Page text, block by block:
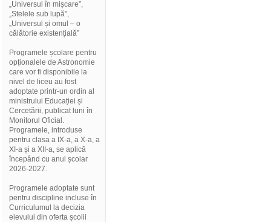
„Universul în mișcare”,
„Stelele sub lupă”,
„Universul și omul – o
călătorie existențială”
Programele școlare pentru
opționalele de Astronomie
care vor fi disponibile la
nivel de liceu au fost
adoptate printr-un ordin al
ministrului Educației și
Cercetării, publicat luni în
Monitorul Oficial.
Programele, introduse
pentru clasa a IX-a, a X-a, a
XI-a și a XII-a, se aplică
începând cu anul școlar
2026-2027.
Programele adoptate sunt
pentru discipline incluse în
Curriculumul la decizia
elevului din oferta școlii